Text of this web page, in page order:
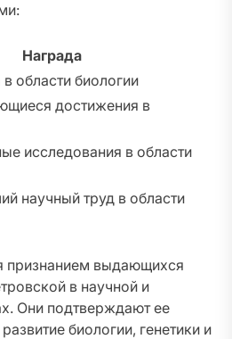
Награда
области биологии
достижения в
исследования в области
научный труд в области
признанием выдающихся
в научной и
Они подтверждают ее
биологии, генетики и